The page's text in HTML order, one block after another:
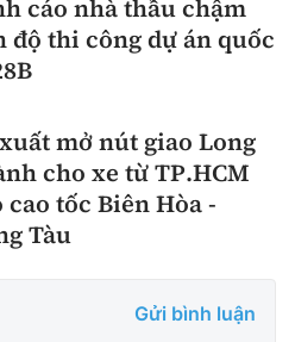
cáo nhà thầu chậm
độ thi công dự án quốc
mở nút giao Long
cho xe từ TP.HCM
cao tốc Biên Hòa -
Tàu
Gửi bình luận